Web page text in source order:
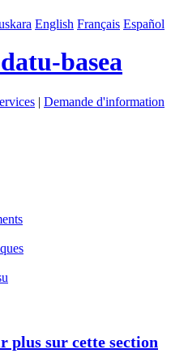
English Français Español
basea
| Demande d'information
plus sur cette section